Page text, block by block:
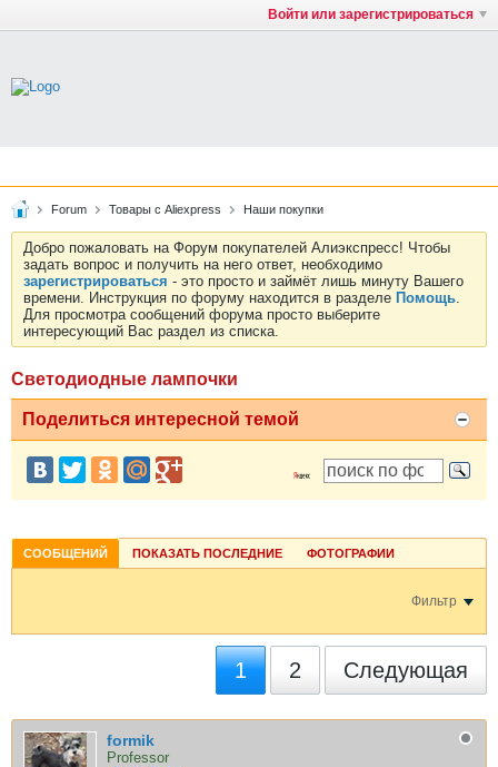
Войти или зарегистрироваться
Forum Товары с Aliexpress Наши покупки
Добро пожаловать на Форум покупателей Алиэкспресс! Чтобы
задать вопрос и получить на него ответ, необходимо
зарегистрироваться - это просто и займёт лишь минуту Вашего
времени. Инструкция по форуму находится в разделе Помощь.
Для просмотра сообщений форума просто выберите
интересующий Вас раздел из списка.
Светодиодные лампочки
Поделиться интересной темой
СООБЩЕНИЙ ПОКАЗАТЬ ПОСЛЕДНИЕ ФОТОГРАФИИ
Фильтр
1 2 Следующая
formik
Professor